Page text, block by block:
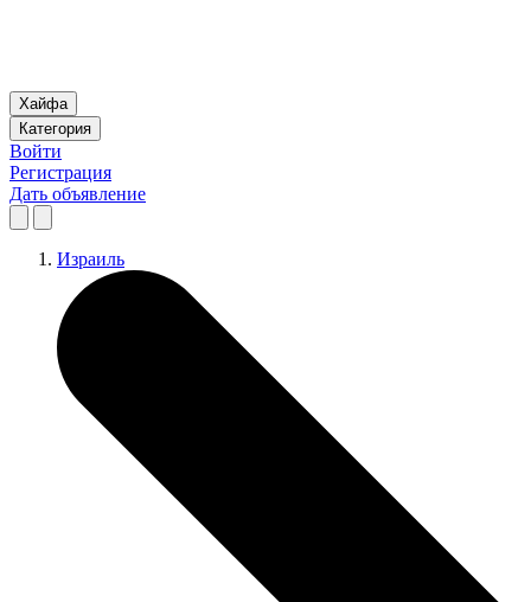
Хайфа
Категория
Войти
Регистрация
Дать объявление
Израиль